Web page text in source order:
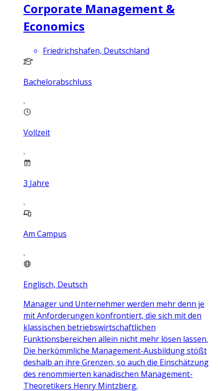
Corporate Management &
Economics
Friedrichshafen, Deutschland
Bachelorabschluss
Vollzeit
3 Jahre
Am Campus
Englisch, Deutsch
Manager und Unternehmer werden mehr denn je
mit Anforderungen konfrontiert, die sich mit den
klassischen betriebswirtschaftlichen
Funktionsbereichen allein nicht mehr lösen lassen.
Die herkömmliche Management-Ausbildung stößt
deshalb an ihre Grenzen, so auch die Einschätzung
des renommierten kanadischen Management-
Theoretikers Henry Mintzberg.